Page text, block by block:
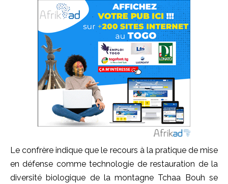
Le confrère indique que le recours à la pratique de mise
en défense comme technologie de restauration de la
diversité biologique de la montagne Tchaa Bouh se